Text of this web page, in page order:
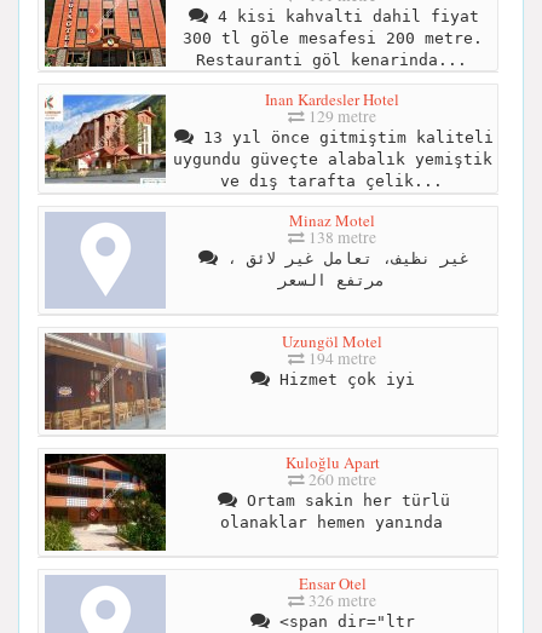
4 kisi kahvalti dahil fiyat
300 tl göle mesafesi 200 metre.
Restauranti göl kenarinda...
Inan Kardesler Hotel
129 metre
13 yıl önce gitmiştim kaliteli
uygundu güveçte alabalık yemiştik
ve dış tarafta çelik...
Minaz Motel
138 metre
غير نظيف، تعامل غير لائق ،
مرتفع السعر
Uzungöl Motel
194 metre
Hizmet çok iyi
Kuloğlu Apart
260 metre
Ortam sakin her türlü
olanaklar hemen yanında
Ensar Otel
326 metre
<span dir="ltr